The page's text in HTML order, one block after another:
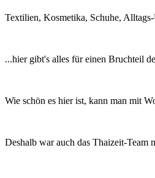
Textilien, Kosmetika, Schuhe,
...hier gibt's alles für einen Bruchteil
Wie schön es hier ist, kann man mit
Deshalb war auch das Thaizeit-Team